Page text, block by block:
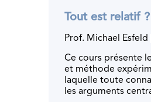
Tout est relatif
Prof. Michael
Ce cours présente
et méthode
laquelle toute
les arguments